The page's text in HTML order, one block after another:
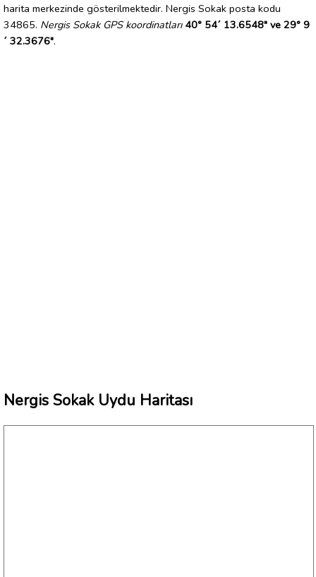
harita merkezinde gösterilmektedir. Nergis Sokak posta kodu
34865. Nergis Sokak GPS koordinatları 40° 54´ 13.6548" ve 29° 9
´ 32.3676".
Nergis Sokak Uydu Haritası